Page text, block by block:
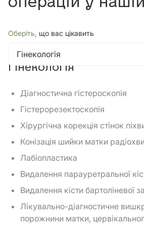
операцій у нашій
Оберіть, що вас цікавить
Гінекологія
Гінекологія
Діагностична гістероскопія
Гістерорезектоскопія
Хірургічна корекція стінок
Конізація шийки матки
Лабіопластика
Видалення парауретральної
Видалення кісти бартоліневої
Лікувально-діагностичне
порожнини матки,